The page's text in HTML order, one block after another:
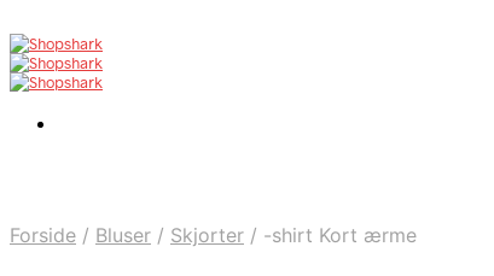
Forside / Bluser / Skjorter / -shirt Kort ærme